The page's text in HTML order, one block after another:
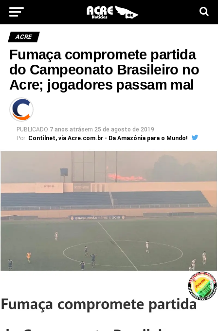
ACRE
Fumaça compromete partida
do Campeonato Brasileiro no
Acre; jogadores passam mal
PUBLICADO 7 anos atrásem 25 de agosto de 2019
Por: Contilnet, via Acre.com.br - Da Amazônia para o Mundo!